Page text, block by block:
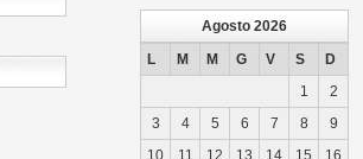
Agosto 2026
L
M M G V S
D
1
2
3
4 5 6 7 8
9
10
11 12 13 14 15
16